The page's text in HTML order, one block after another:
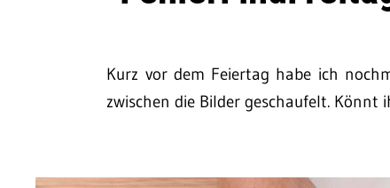
Kurz vor dem Feiertag habe ich
zwischen die Bilder geschaufelt. Könnt